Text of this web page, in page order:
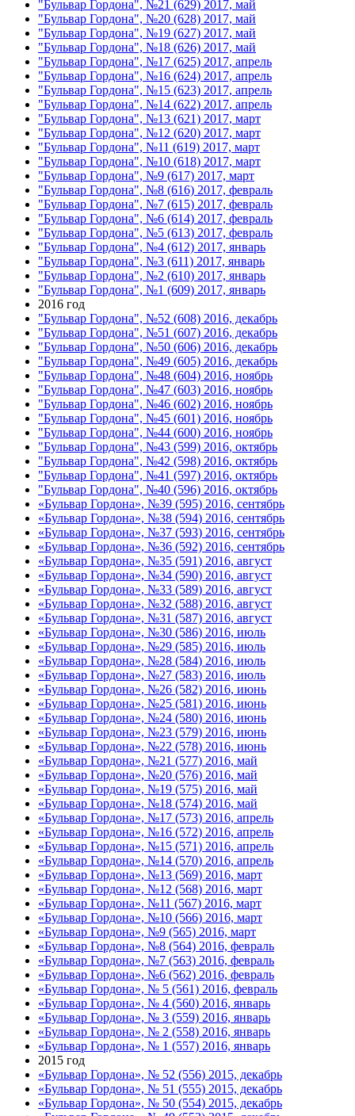
"Бульвар Гордона", №21 (629) 2017, май
"Бульвар Гордона", №20 (628) 2017, май
"Бульвар Гордона", №19 (627) 2017, май
"Бульвар Гордона", №18 (626) 2017, май
"Бульвар Гордона", №17 (625) 2017, апрель
"Бульвар Гордона", №16 (624) 2017, апрель
"Бульвар Гордона", №15 (623) 2017, апрель
"Бульвар Гордона", №14 (622) 2017, апрель
"Бульвар Гордона", №13 (621) 2017, март
"Бульвар Гордона", №12 (620) 2017, март
"Бульвар Гордона", №11 (619) 2017, март
"Бульвар Гордона", №10 (618) 2017, март
"Бульвар Гордона", №9 (617) 2017, март
"Бульвар Гордона", №8 (616) 2017, февраль
"Бульвар Гордона", №7 (615) 2017, февраль
"Бульвар Гордона", №6 (614) 2017, февраль
"Бульвар Гордона", №5 (613) 2017, февраль
"Бульвар Гордона", №4 (612) 2017, январь
"Бульвар Гордона", №3 (611) 2017, январь
"Бульвар Гордона", №2 (610) 2017, январь
"Бульвар Гордона", №1 (609) 2017, январь
2016 год
"Бульвар Гордона", №52 (608) 2016, декабрь
"Бульвар Гордона", №51 (607) 2016, декабрь
"Бульвар Гордона", №50 (606) 2016, декабрь
"Бульвар Гордона", №49 (605) 2016, декабрь
"Бульвар Гордона", №48 (604) 2016, ноябрь
"Бульвар Гордона", №47 (603) 2016, ноябрь
"Бульвар Гордона", №46 (602) 2016, ноябрь
"Бульвар Гордона", №45 (601) 2016, ноябрь
"Бульвар Гордона", №44 (600) 2016, ноябрь
"Бульвар Гордона", №43 (599) 2016, октябрь
"Бульвар Гордона", №42 (598) 2016, октябрь
"Бульвар Гордона", №41 (597) 2016, октябрь
"Бульвар Гордона", №40 (596) 2016, октябрь
«Бульвар Гордона», №39 (595) 2016, сентябрь
«Бульвар Гордона», №38 (594) 2016, сентябрь
«Бульвар Гордона», №37 (593) 2016, сентябрь
«Бульвар Гордона», №36 (592) 2016, сентябрь
«Бульвар Гордона», №35 (591) 2016, август
«Бульвар Гордона», №34 (590) 2016, август
«Бульвар Гордона», №33 (589) 2016, август
«Бульвар Гордона», №32 (588) 2016, август
«Бульвар Гордона», №31 (587) 2016, август
«Бульвар Гордона», №30 (586) 2016, июль
«Бульвар Гордона», №29 (585) 2016, июль
«Бульвар Гордона», №28 (584) 2016, июль
«Бульвар Гордона», №27 (583) 2016, июль
«Бульвар Гордона», №26 (582) 2016, июнь
«Бульвар Гордона», №25 (581) 2016, июнь
«Бульвар Гордона», №24 (580) 2016, июнь
«Бульвар Гордона», №23 (579) 2016, июнь
«Бульвар Гордона», №22 (578) 2016, июнь
«Бульвар Гордона», №21 (577) 2016, май
«Бульвар Гордона», №20 (576) 2016, май
«Бульвар Гордона», №19 (575) 2016, май
«Бульвар Гордона», №18 (574) 2016, май
«Бульвар Гордона», №17 (573) 2016, апрель
«Бульвар Гордона», №16 (572) 2016, апрель
«Бульвар Гордона», №15 (571) 2016, апрель
«Бульвар Гордона», №14 (570) 2016, апрель
«Бульвар Гордона», №13 (569) 2016, март
«Бульвар Гордона», №12 (568) 2016, март
«Бульвар Гордона», №11 (567) 2016, март
«Бульвар Гордона», №10 (566) 2016, март
«Бульвар Гордона», №9 (565) 2016, март
«Бульвар Гордона», №8 (564) 2016, февраль
«Бульвар Гордона», №7 (563) 2016, февраль
«Бульвар Гордона», №6 (562) 2016, февраль
«Бульвар Гордона», № 5 (561) 2016, февраль
«Бульвар Гордона», № 4 (560) 2016, январь
«Бульвар Гордона», № 3 (559) 2016, январь
«Бульвар Гордона», № 2 (558) 2016, январь
«Бульвар Гордона», № 1 (557) 2016, январь
2015 год
«Бульвар Гордона», № 52 (556) 2015, декабрь
«Бульвар Гордона», № 51 (555) 2015, декабрь
«Бульвар Гордона», № 50 (554) 2015, декабрь